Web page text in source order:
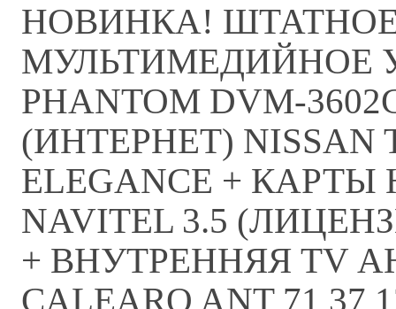
НОВИНКА!
МУЛЬТИМЕДИЙНОЕ
PHANTOM DVM-
(ИНТЕРНЕТ) NISSAN
ELEGANCE +
NAVITEL 3.5
+ ВНУТРЕННЯЯ TV
CALEARO ANT 71 37